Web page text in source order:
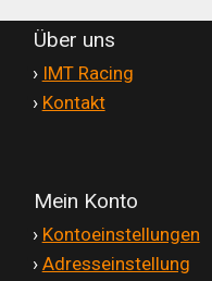
Über uns
› IMT Racing
› Kontakt
Mein Konto
› Kontoeinstellungen
› Adresseinstellung